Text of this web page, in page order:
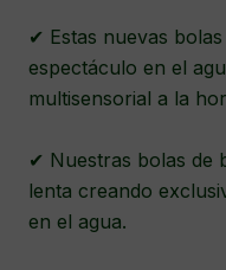
✔ Estas nuevas
espectáculo en el
multisensorial a la
✔ Nuestras bolas de
lenta creando
en el agua.